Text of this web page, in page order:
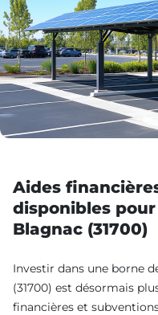
Aides
disponibles
Blagnac (31700)
Investir dans une borne
(31700) est désormais
financières et